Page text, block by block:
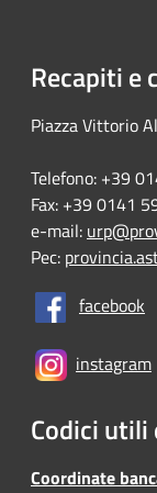
Recapiti e
Piazza Vittorio
Telefono: +39
Fax: +39 0141
e-mail:
Pec:
facebook
instagram
Codici
Coordinate